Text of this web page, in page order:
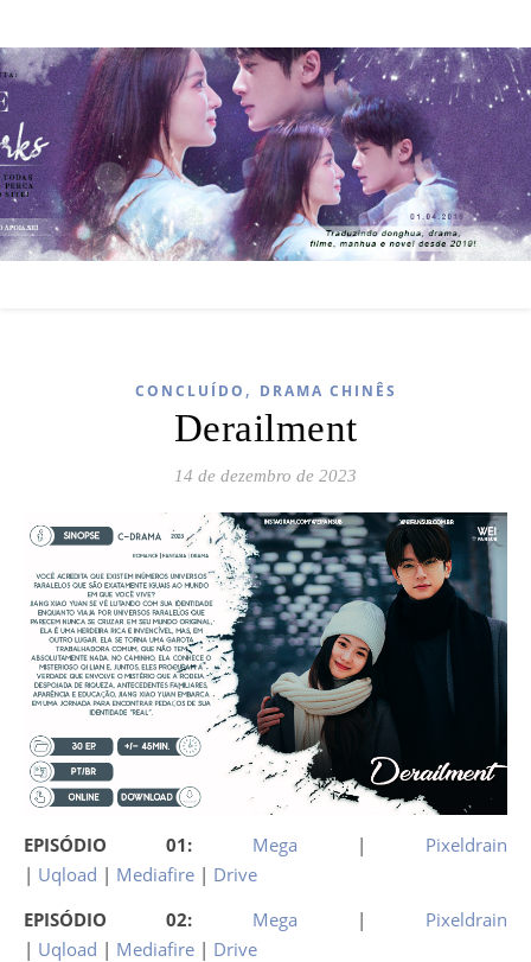
CONCLUÍDO , DRAMA CHINÊS
Derailment
14 de dezembro de 2023
EPISÓDIO 01: Mega | Pixeldrain
| Uqload | Mediafire | Drive
EPISÓDIO 02: Mega | Pixeldrain
| Uqload | Mediafire | Drive